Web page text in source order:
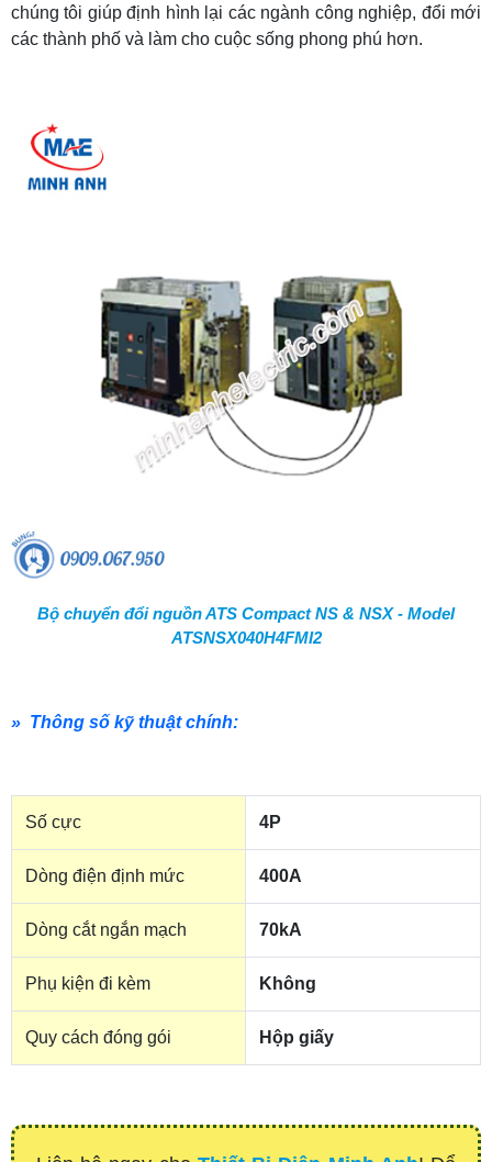
chúng tôi giúp định hình lại các ngành công nghiệp, đổi mới
các thành phố và làm cho cuộc sống phong phú hơn.
Bộ chuyển đổi nguồn ATS Compact NS & NSX - Model
ATSNSX040H4FMI2
» Thông số kỹ thuật chính:
Số cực 4P
Dòng điện định mức 400A
Dòng cắt ngắn mạch 70kA
Phụ kiện đi kèm Không
Quy cách đóng gói Hộp giấy